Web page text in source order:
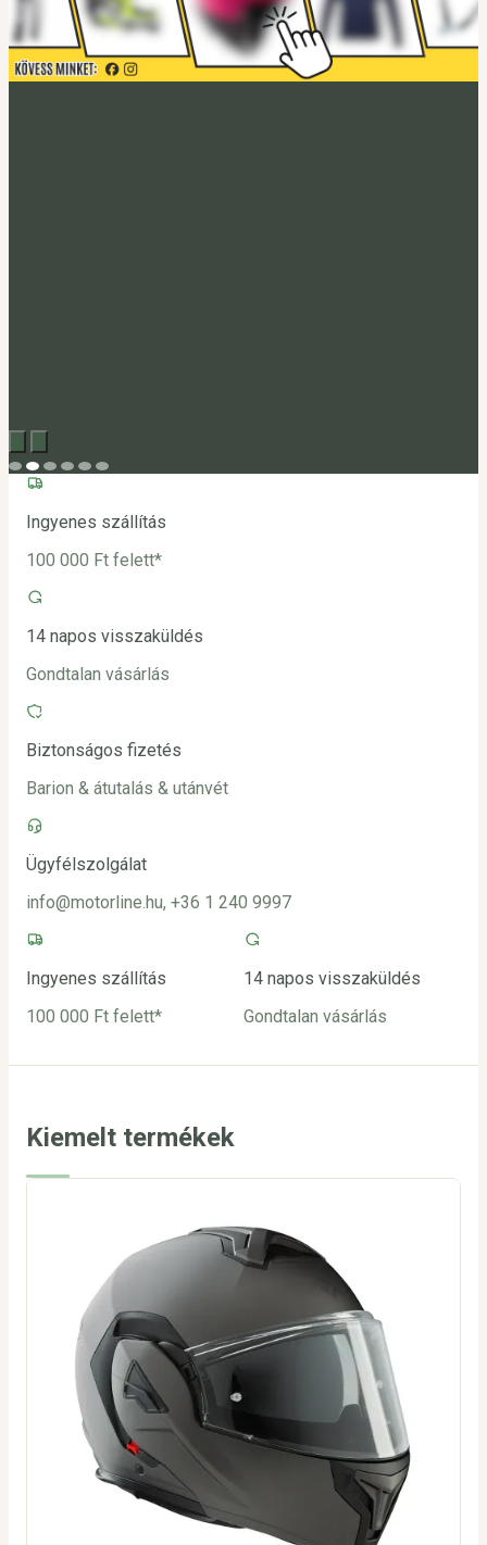
Acerbis akció
Fedezd fel
Ingyenes szállítás
100 000 Ft felett*
14 napos visszaküldés
Gondtalan vásárlás
Biztonságos fizetés
Barion & átutalás & utánvét
Ügyfélszolgálat
info@motorline.hu, +36 1 240 9997
Ingyenes szállítás
100 000 Ft felett*
14 napos visszaküldés
Gondtalan vásárlás
Kiemelt termékek